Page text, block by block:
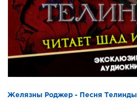
Желязны Роджер - Песня Телинды